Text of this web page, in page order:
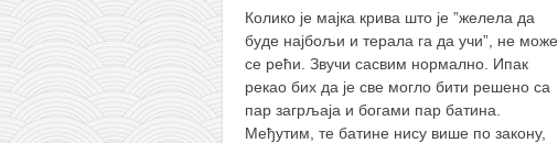
нунчаку
тонфа
Колико је мајка крива што је ”желела да
буде најбољи и терала га да учи”, не може
се рећи. Звучи сасвим нормално. Ипак
рекао бих да је све могло бити решено са
пар загрљаја и богами пар батина.
Међутим, те батине нису више по закону,